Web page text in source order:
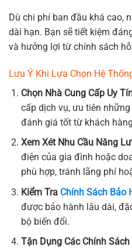
Dù chi phí ban đầu khá cao,
dài hạn. Bạn sẽ tiết kiệm
và hưởng lợi từ chính sách
Lưu Ý Khi Lựa Chọn Hệ
Chọn Nhà Cung Cấp Uy
cấp dịch vụ, ưu tiên
đánh giá tốt từ khách
Xem Xét Nhu Cầu Năng
điện của gia đình hoặc
phù hợp, tránh lãng phí
Kiểm Tra Chính Sách Bảo
được bảo hành lâu dài,
bộ biến đổi.
Tận Dụng Các Chính Sách